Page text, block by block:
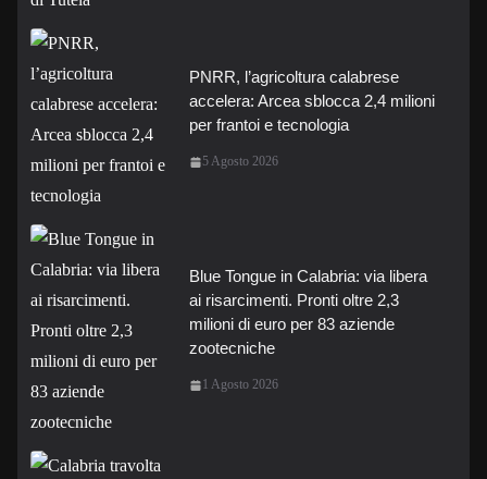
PNRR, l’agricoltura calabrese
accelera: Arcea sblocca 2,4 milioni
per frantoi e tecnologia
5 Agosto 2026
Blue Tongue in Calabria: via libera
ai risarcimenti. Pronti oltre 2,3
milioni di euro per 83 aziende
zootecniche
1 Agosto 2026